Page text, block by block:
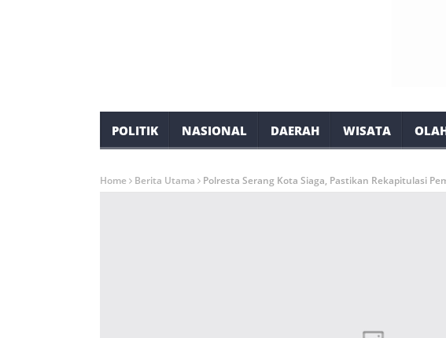
POLITIK NASIONAL DAERAH WISATA
Home Berita Utama Polresta Serang Kota Siaga, Pastikan Rekapitulasi